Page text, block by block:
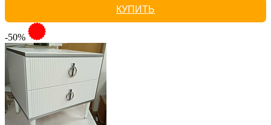
КУПИТЬ
-50%